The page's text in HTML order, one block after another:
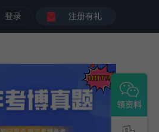
登录 注册有礼